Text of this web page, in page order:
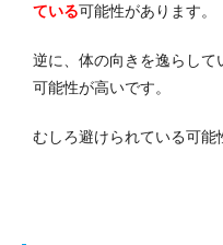
ている可能性があります。
逆に、体の向きを逸らし
可能性が高いです。
むしろ避けられている可能